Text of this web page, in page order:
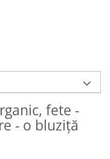
fete -
- o bluziță